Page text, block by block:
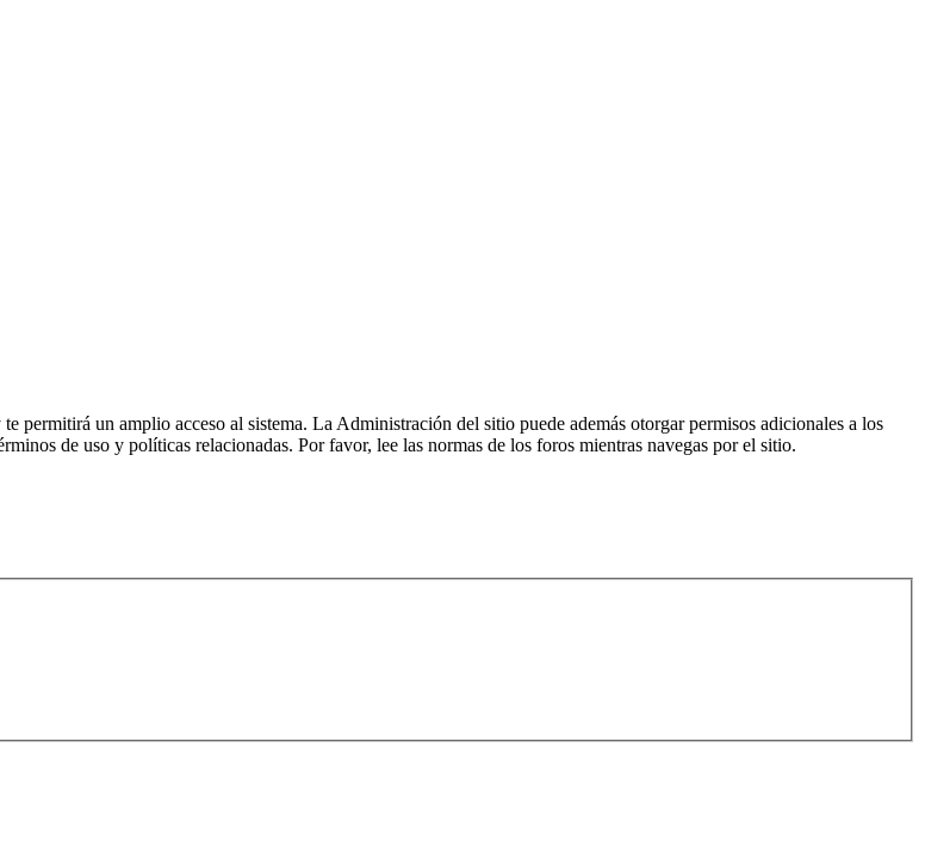
permitirá un amplio acceso al sistema. La Administración del sitio puede además otorgar permisos adicionales a los
de uso y políticas relacionadas. Por favor, lee las normas de los foros mientras navegas por el sitio.